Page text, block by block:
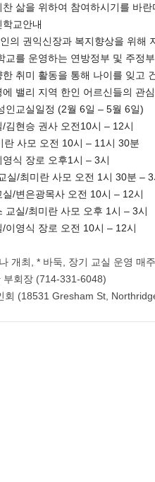
삶을 위하여 참여하시기를 바란
교안내
의 권익신장과 복지향상을 위해
교를 운영하는 연방정부 및 주정
취미 활동을 통해 나이를 잊고
밸리 지역 한인 어르신들의 관
인교실일정 (2월 6일 – 5월 6일)
김현승 권사 오전10시 – 12시
란 사모 오전 10시 – 11시 30분
식 장로 오후1시 – 3시
실/최미란 사모 오전 1시 30분 – 3
/변은광목사 오전 10시 – 12시
교실/최미란 사모 오후 1시 – 3시
이영식 장로 오전 10시 – 12시
개최, * 바둑, 장기 교실 운영 매
부회장 (714-331-6048)
회 (18531 Gresham St,